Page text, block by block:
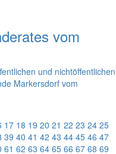
vom
und nichtöffentlichen
Markersdorf vom
17 18 19 20 21 22 23 24 25
39 40 41 42 43 44 45 46 47
61 62 63 64 65 66 67 68 69